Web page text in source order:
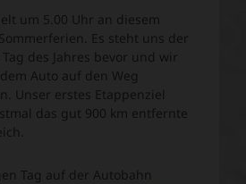
um 5.00 Uhr an diesem
Es steht uns der
des Jahres bevor und wir
Auto auf den Weg
Unser erstes Etappenziel
das gut 900 km entfernte
Tag auf der Autobahn